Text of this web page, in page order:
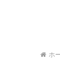
ホ